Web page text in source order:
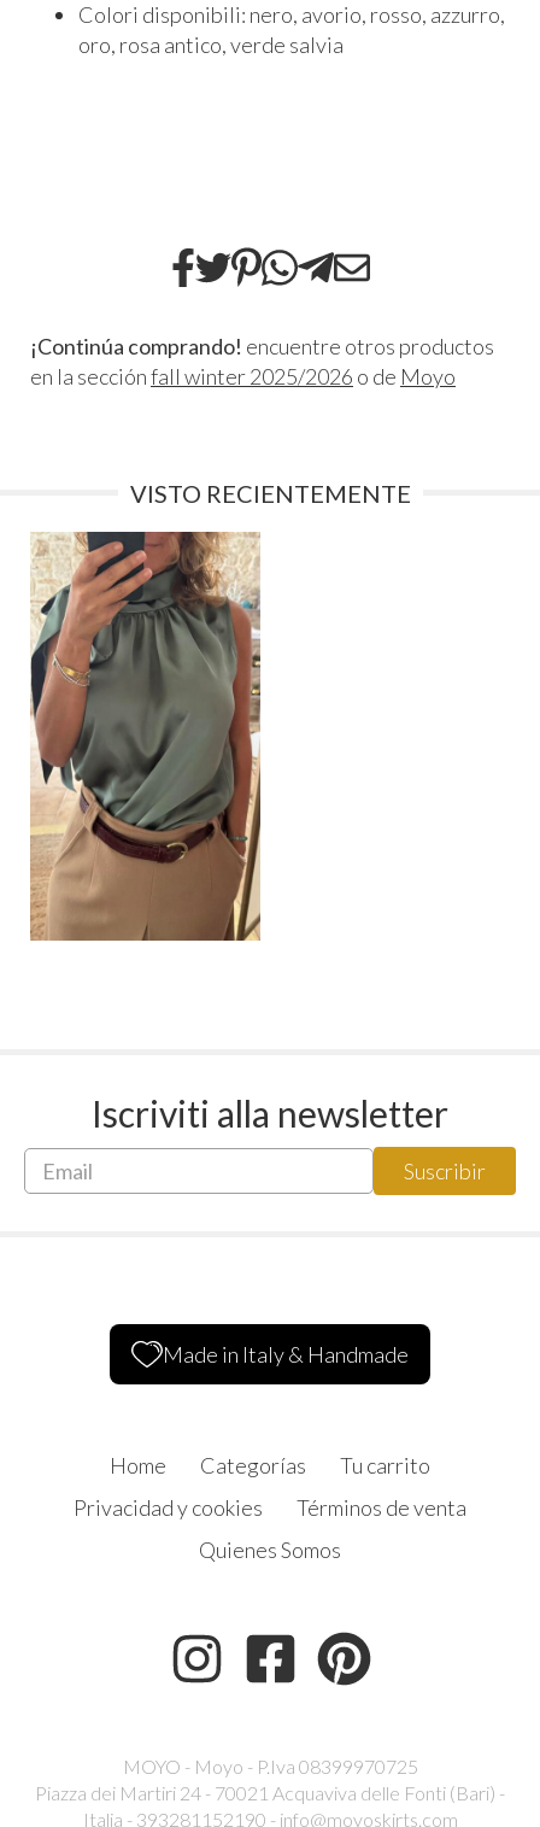
Colori disponibili: nero, avorio, rosso, azzurro,
oro, rosa antico, verde salvia
¡Continúa comprando! encuentre otros productos
en la secciónfall winter 2025/2026 o de Moyo
VISTO RECIENTEMENTE
Iscriviti alla newsletter
Made in Italy & Handmade
Home Categorías
Tu carrito
Privacidad y cookies
Términos de venta
Quienes Somos
MOYO - Moyo - P.Iva 08399970725
Piazza dei Martiri 24 - 70021 Acquaviva delle Fonti (Bari) -
Italia - 393281152190 - info@moyoskirts.com